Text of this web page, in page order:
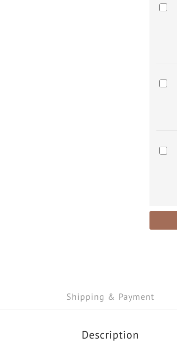
Shipping & Payment
Description